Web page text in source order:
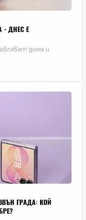
- ДНЕС Е
дома и
ГРАДА: КОЙ